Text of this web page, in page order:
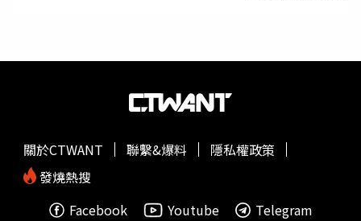
關於CTWANT 聯繫&爆料
隱私權政策
發燒熱搜
Facebook
Youtube Telegram